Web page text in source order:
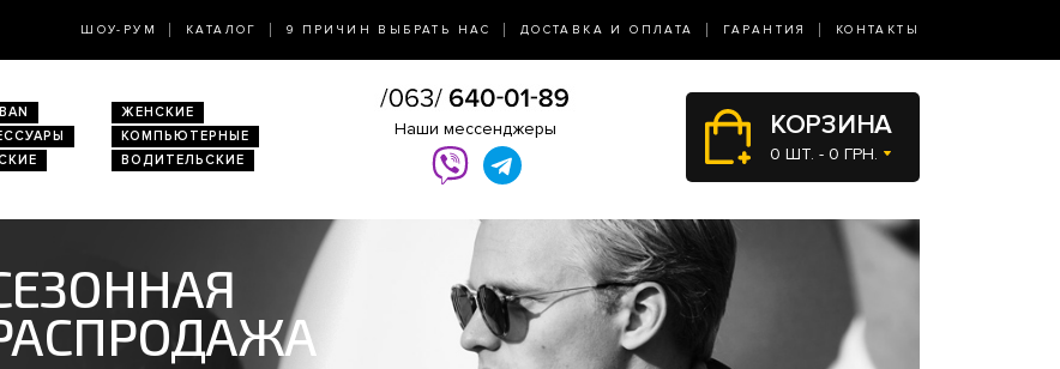
ШОУ-РУМ КАТАЛОГ 9 ПРИЧИН ВЫБРАТЬ НАС ДОСТАВКА И ОПЛАТА ГАРАНТИЯ КОНТАКТЫ
ЖЕНСКИЕ
КОМПЬЮТЕРНЫЕ
ВОДИТЕЛЬСКИЕ
Наши мессенджеры КОРЗИНА
0 ШТ. - 0 ГРН.